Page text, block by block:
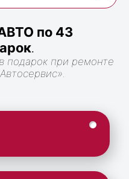
по 43
.
подарок при ремонте